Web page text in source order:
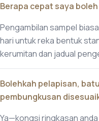
Berapa cepat saya
Pengambilan sampel
hari untuk reka bentuk
kerumitan dan jadual
Bolehkah pelapisan,
pembungkusan
Ya—kongsi ringkasan